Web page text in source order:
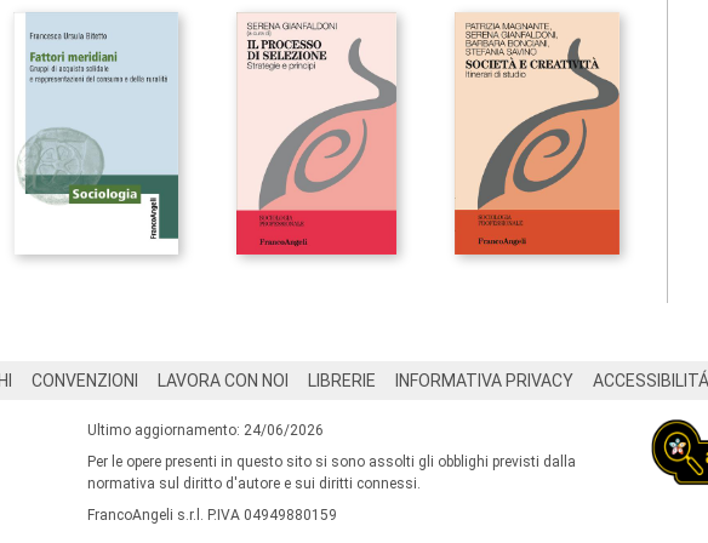
CONVENZIONI LAVORA CON NOI LIBRERIE INFORMATIVA PRIVACY ACCESSIBILITÁ
Ultimo aggiornamento: 24/06/2026
Per le opere presenti in questo sito si sono assolti gli obblighi previsti dalla
normativa sul diritto d'autore e sui diritti connessi.
FrancoAngeli s.r.l. P.IVA 04949880159